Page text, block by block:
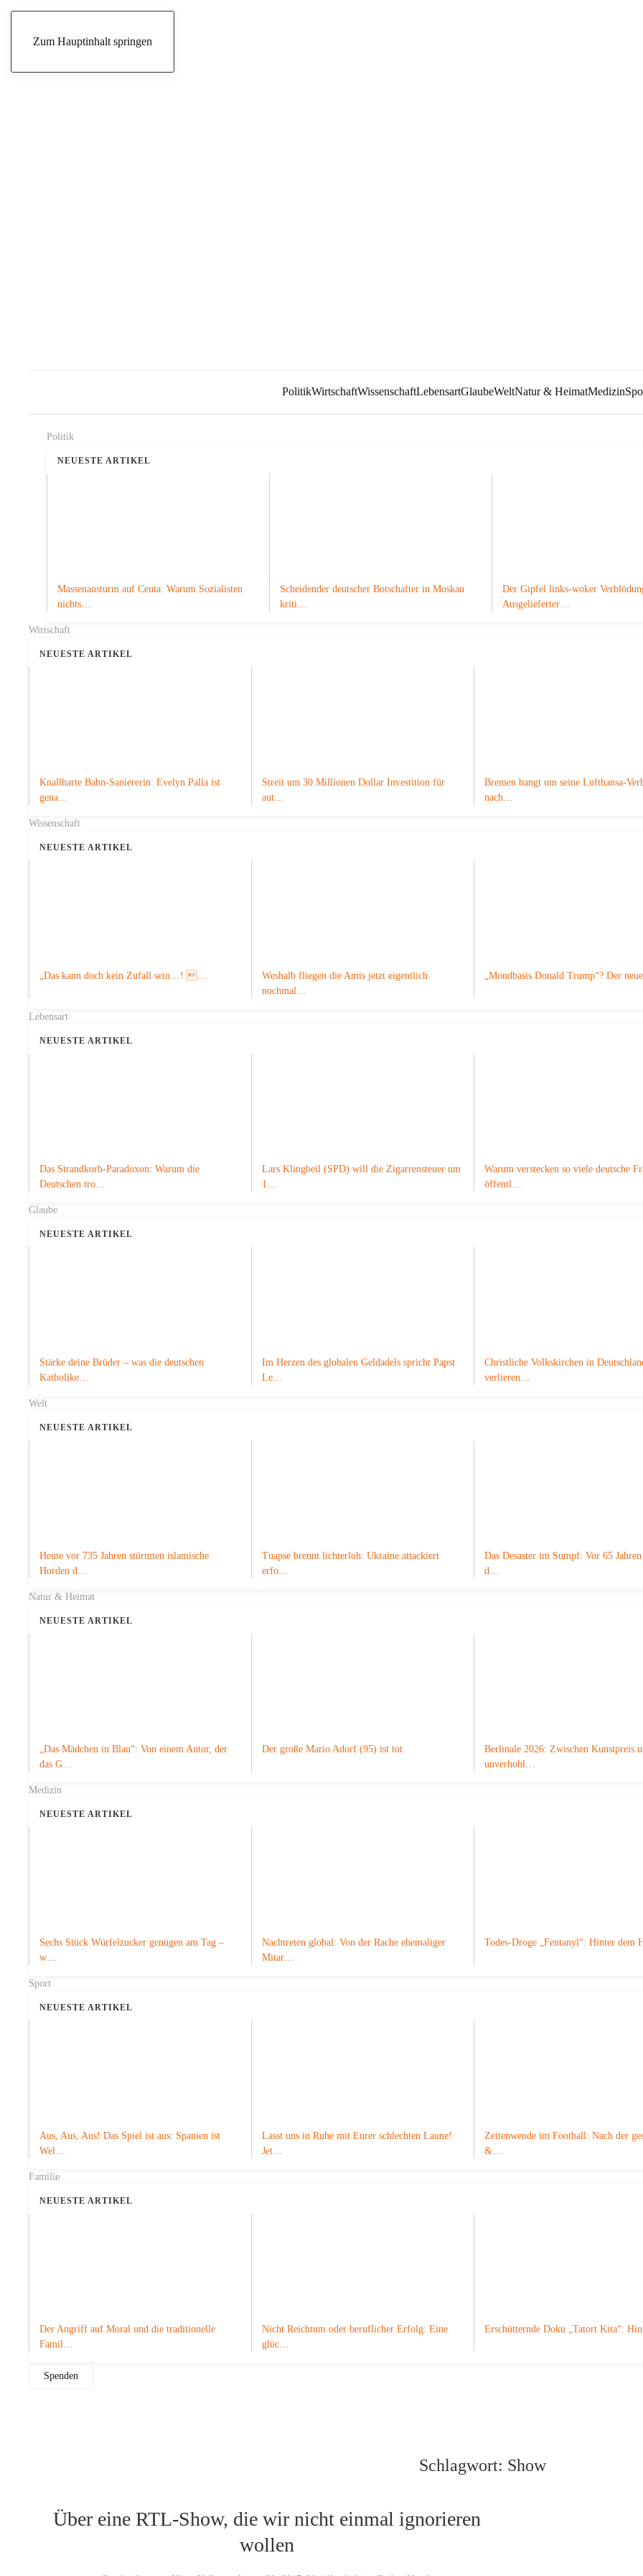
Zum Hauptinhalt springen
PolitikWirtschaftWissenschaftLebensartGlaubeWeltNatur & HeimatMedizin
Politik
NEUESTE ARTIKEL
Massenansturm auf Ceuta: Warum Sozialisten
nichts…
Scheidender deutscher Botschafter in Moskau
kriti…
Der Gipfel links-woker
Ausgelieferter…
Wirtschaft
NEUESTE ARTIKEL
Knallharte Bahn-Saniererin: Evelyn Palla ist
gena…
Streit um 30 Millionen Dollar Investition für
aut…
Bremen bangt um seine Lufthansa-
nach…
Wissenschaft
NEUESTE ARTIKEL
„Das kann doch kein Zufall sein…! …
Weshalb fliegen die Amis jetzt eigentlich
nochmal…
„Mondbasis Donald Trump“? Der
Lebensart
NEUESTE ARTIKEL
Das Strandkorb-Paradoxon: Warum die
Deutschen tro…
Lars Klingbeil (SPD) will die Zigarrensteuer um
1…
Warum verstecken so viele deutsche
öffentl…
Glaube
NEUESTE ARTIKEL
Stärke deine Brüder – was die deutschen
Katholike…
Im Herzen des globalen Geldadels spricht Papst
Le…
Christliche Volkskirchen in
verlieren…
Welt
NEUESTE ARTIKEL
Heute vor 735 Jahren stürmten islamische
Horden d…
Tuapse brennt lichterloh: Ukraine attackiert
erfo…
Das Desaster im Sumpf: Vor 65
d…
Natur & Heimat
NEUESTE ARTIKEL
„Das Mädchen in Blau“: Von einem Autor, der
das G…
Der große Mario Adorf (95) ist tot
Berlinale 2026: Zwischen Kunstpreis
unverhohl…
Medizin
NEUESTE ARTIKEL
Sechs Stück Würfelzucker genügen am Tag –
w…
Nachtreten global: Von der Rache ehemaliger
Mitar…
Todes-Droge „Fentanyl“: Hinter dem
Sport
NEUESTE ARTIKEL
Aus, Aus, Aus! Das Spiel ist aus: Spanien ist
Wel…
Lasst uns in Ruhe mit Eurer schlechten Laune!
Jet…
Zeitenwende im Football: Nach der
&…
Familie
NEUESTE ARTIKEL
Der Angriff auf Moral und die traditionelle
Famil…
Nicht Reichtum oder beruflicher Erfolg: Eine
glüc…
Erschütternde Doku „Tatort Kita“:
Spenden
Schlagwort: Show
Über eine RTL-Show, die wir nicht einmal ignorieren
wollen